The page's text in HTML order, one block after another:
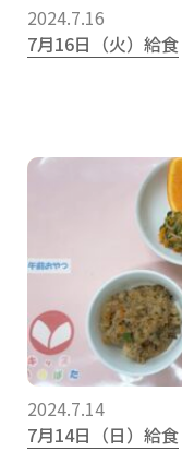
2024.7.16
7月16日（火）給食
2024.7.14
7月14日（日）給食